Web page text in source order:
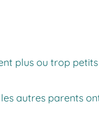
plus ou trop
autres parents